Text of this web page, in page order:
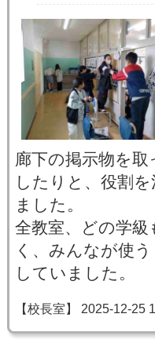
廊下の掲示物を
したりと、役割
ました。
全教室、どの学
く、みんなが使
していました。
【校長室】 2025-12-25